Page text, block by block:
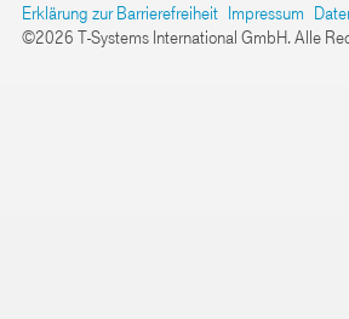
Erklärung zur Barrierefreiheit Impressum
©2026 T-Systems International GmbH. Alle